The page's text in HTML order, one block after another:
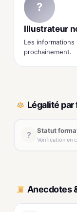
?
Illustrateur
Les
prochainement.
Légalité par
? Statut
Vérification en
Anecdotes